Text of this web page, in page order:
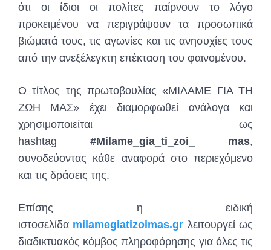
ότι οι ίδιοι οι πολίτες παίρνουν το λόγο
προκειμένου να περιγράψουν τα προσωπικά
βιώματά τους, τις αγωνίες και τις ανησυχίες τους
από την ανεξέλεγκτη επέκταση του φαινομένου.
Ο τίτλος της πρωτοβουλίας «ΜΙΛΑΜΕ ΓΙΑ ΤΗ
ΖΩΗ ΜΑΣ» έχει διαμορφωθεί ανάλογα και
χρησιμοποιείται ως
hashtag #Milame_gia_ti_zoi_ mas,
συνοδεύοντας κάθε αναφορά στο περιεχόμενο
και τις δράσεις της.
Επίσης η ειδική
ιστοσελίδα milamegiatizoimas.gr λειτουργεί ως
διαδικτυακός κόμβος πληροφόρησης για όλες τις